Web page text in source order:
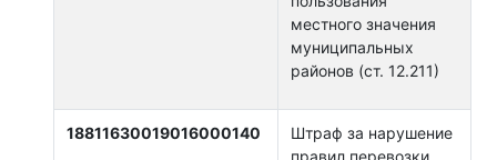
местного значения
муниципальных
районов (ст. 12.211)
18811630019016000140
Штраф за нарушение